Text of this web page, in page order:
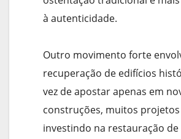
à autenticidade.
Outro movimento forte
recuperação de edifícios
vez de apostar apenas em
construções, muitos
investindo na restauração de